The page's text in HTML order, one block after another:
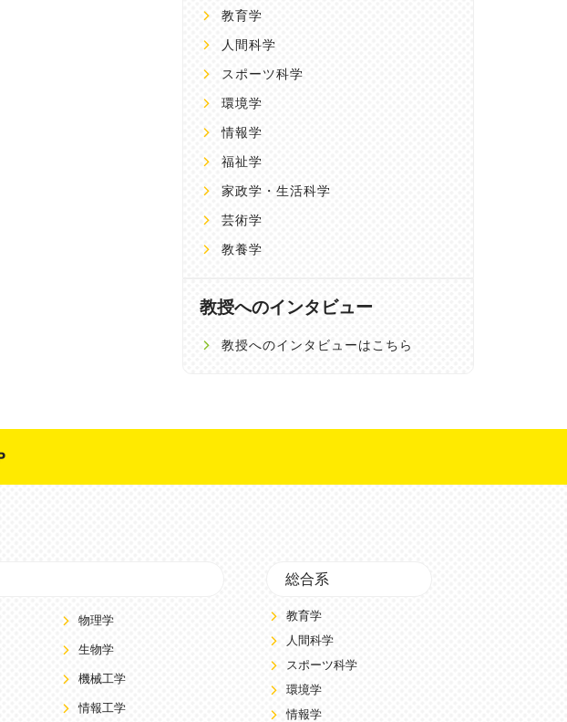
教育学
人間科学
スポーツ科学
環境学
情報学
福祉学
家政学・生活科学
芸術学
教養学
教授へのインタビュー
教授へのインタビューはこちら
物理学
生物学
機械工学
情報工学
総合系
教育学
人間科学
スポーツ科学
環境学
情報学